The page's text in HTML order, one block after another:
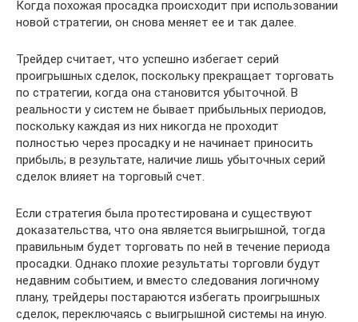
Когда похожая просадка происходит при использовании
новой стратегии, он снова меняет ее и так далее.
Трейдер считает, что успешно избегает серий
проигрышных сделок, поскольку прекращает торговать
по стратегии, когда она становится убыточной. В
реальности у систем не бывает прибыльных периодов,
поскольку каждая из них никогда не проходит
полностью через просадку и не начинает приносить
прибыль; в результате, наличие лишь убыточных серий
сделок влияет на торговый счет.
Если стратегия была протестирована и существуют
доказательства, что она является выигрышной, тогда
правильным будет торговать по ней в течение периода
просадки. Однако плохие результаты торговли будут
недавним событием, и вместо следования логичному
плану, трейдеры постараются избегать проигрышных
сделок, переключаясь с выигрышной системы на иную.